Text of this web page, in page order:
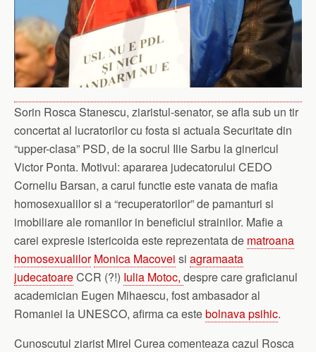
Sorin Rosca Stanescu, ziaristul-senator, se afla sub un tir
concertat al lucratorilor cu fosta si actuala Securitate din
“upper-clasa” PSD, de la socrul Ilie Sarbu la ginericul
Victor Ponta. Motivul: apararea judecatorului CEDO
Corneliu Barsan, a carui functie este vanata de mafia
homosexualilor si a “recuperatorilor” de pamanturi si
imobiliare ale romanilor in beneficiul strainilor. Mafie a
carei expresie istericoida este reprezentata de matroana
homosexualilor Monica Macovei si agramaata
judecatoareCCR (?!) Iulia Motoc, despre care graficianul
academician Eugen Mihaescu, fost ambasador al
Romaniei la UNESCO, afirma ca estebolnava psihic.
Cunoscutul ziarist Mirel Curea comenteaza cazul Rosca